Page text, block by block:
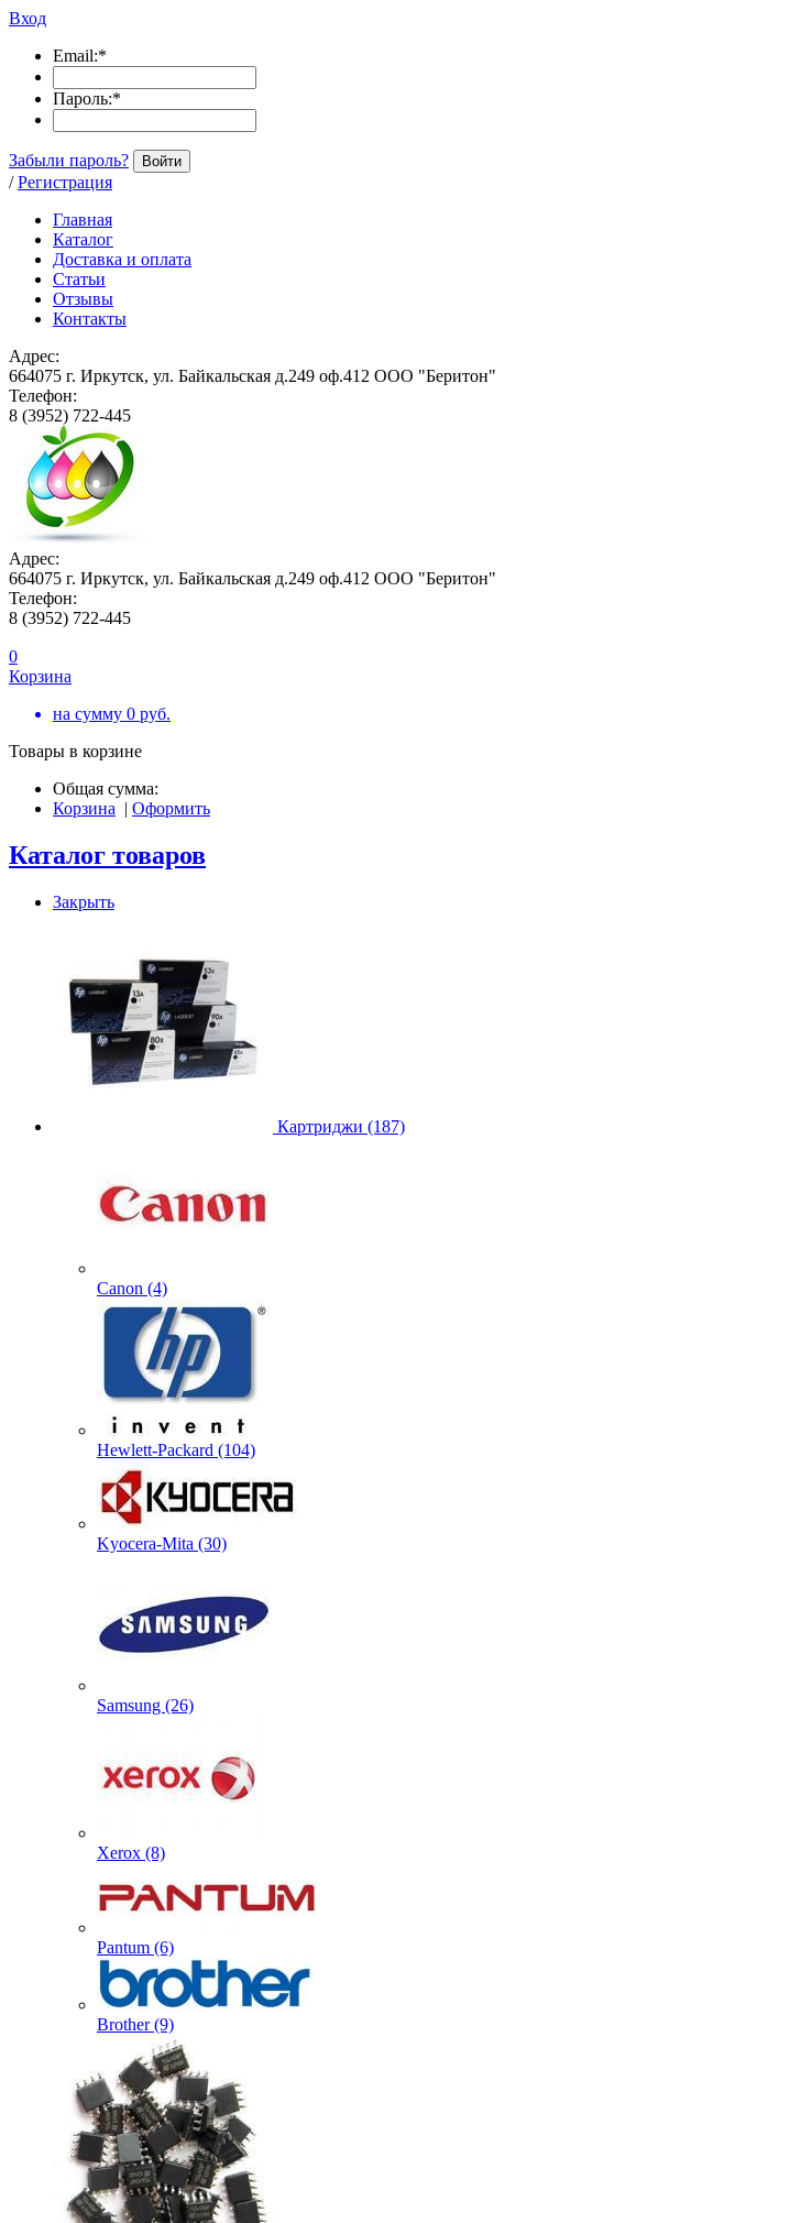
Вход
Email:*
Пароль:*
Забыли пароль? Войти
/ Регистрация
Главная
Каталог
Доставка и оплата
Статьи
Отзывы
Контакты
Адрес:
664075 г. Иркутск, ул. Байкальская д.249 оф.412 ООО "Беритон"
Телефон:
8 (3952) 722-445
Адрес:
664075 г. Иркутск, ул. Байкальская д.249 оф.412 ООО "Беритон"
Телефон:
8 (3952) 722-445
0
Корзина
на сумму 0 руб.
Товары в корзине
Общая сумма:
Корзина | Оформить
Каталог товаров
Закрыть
Картриджи (187)
Canon (4)
Hewlett-Packard (104)
Kyocera-Mita (30)
Samsung (26)
Xerox (8)
Pantum (6)
Brother (9)